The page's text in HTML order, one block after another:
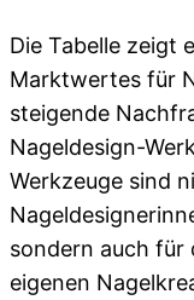
Die Tabelle zeigt
Marktwertes für
steigende
Nageldesign-
Werkzeuge sind
sondern auch für
eigenen